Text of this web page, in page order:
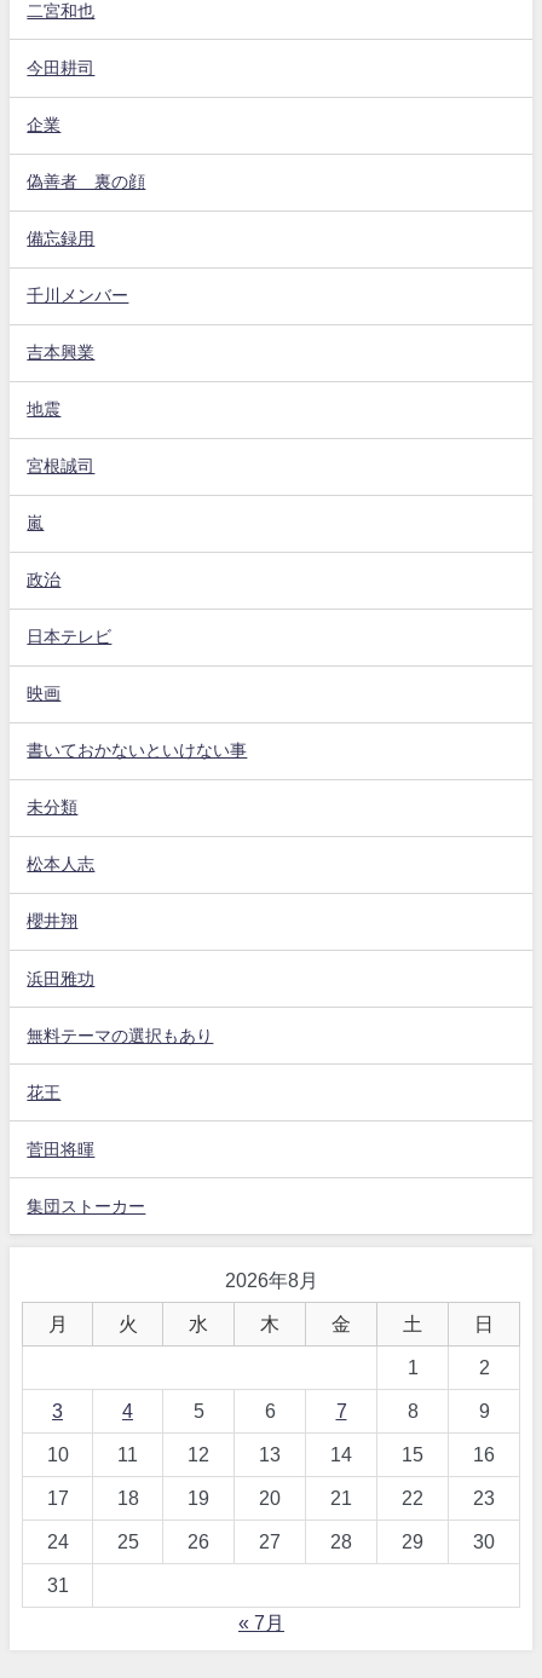
二宮和也
今田耕司
企業
偽善者 裏の顔
備忘録用
千川メンバー
吉本興業
地震
宮根誠司
嵐
政治
日本テレビ
映画
書いておかないといけない事
未分類
松本人志
櫻井翔
浜田雅功
無料テーマの選択もあり
花王
菅田将暉
集団ストーカー
2026年8月
月 火 水 木 金 土 日
1 2
3 4 5 6 7 8 9
10 11 12 13 14 15 16
17 18 19 20 21 22 23
24 25 26 27 28 29 30
31
« 7月